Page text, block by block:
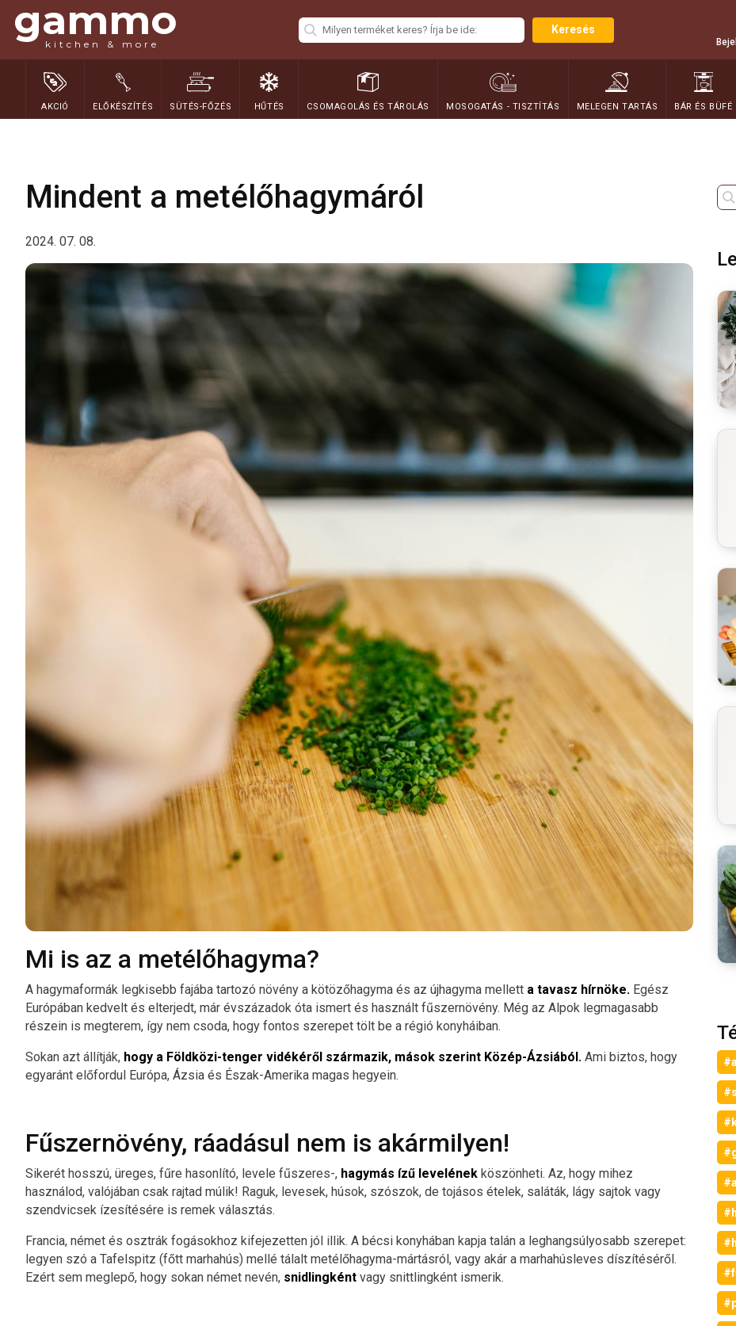
gammo
kitchen & more
Keresés
AKCIÓ ELŐKÉSZÍTÉS SÜTÉS-FŐZÉS HŰTÉS CSOMAGOLÁS ÉS TÁROLÁS MOSOGATÁS - TISZTÍTÁS MELEGEN TARTÁS BÁR ÉS BÜFÉ
Mindent a metélőhagymáról
2024. 07. 08.
Mi is az a metélőhagyma?
A hagymaformák legkisebb fajába tartozó növény a kötözőhagyma és az újhagyma mellett a tavasz hírnöke. Egész
Európában kedvelt és elterjedt, már évszázadok óta ismert és használt fűszernövény. Még az Alpok legmagasabb
részein is megterem, így nem csoda, hogy fontos szerepet tölt be a régió konyháiban.
Sokan azt állítják, hogy a Földközi-tenger vidékéről származik, mások szerint Közép-Ázsiából. Ami biztos, hogy
egyaránt előfordul Európa, Ázsia és Észak-Amerika magas hegyein.
Fűszernövény, ráadásul nem is akármilyen!
Sikerét hosszú, üreges, fűre hasonlító, levele fűszeres-, hagymás ízű levelének köszönheti. Az, hogy mihez
használod, valójában csak rajtad múlik! Raguk, levesek, húsok, szószok, de tojásos ételek, saláták, lágy sajtok vagy
szendvicsek ízesítésére is remek választás.
Francia, német és osztrák fogásokhoz kifejezetten jól illik. A bécsi konyhában kapja talán a leghangsúlyosabb szerepet:
legyen szó a Tafelspitz (főtt marhahús) mellé tálalt metélőhagyma-mártásról, vagy akár a marhahúsleves díszítéséről.
Ezért sem meglepő, hogy sokan német nevén, snidlingként vagy snittlingként ismerik.